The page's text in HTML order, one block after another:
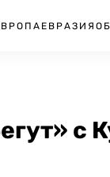
ЕВРАЗИЯ
с